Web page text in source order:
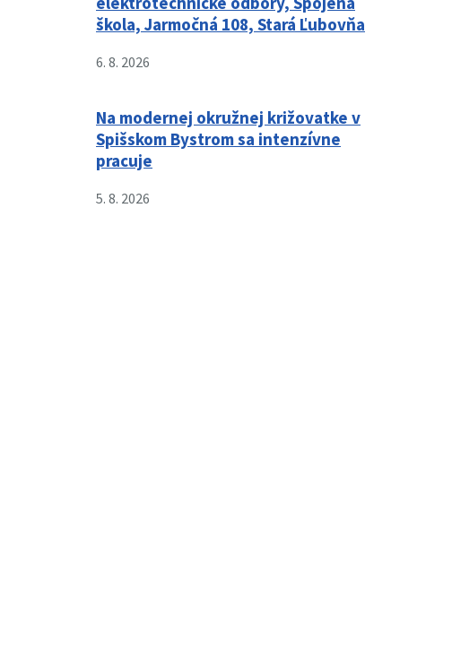
škola, Jarmočná 108, Stará Ľubovňa
6. 8. 2026
Na modernej okružnej križovatke v
Spišskom Bystrom sa intenzívne
pracuje
5. 8. 2026